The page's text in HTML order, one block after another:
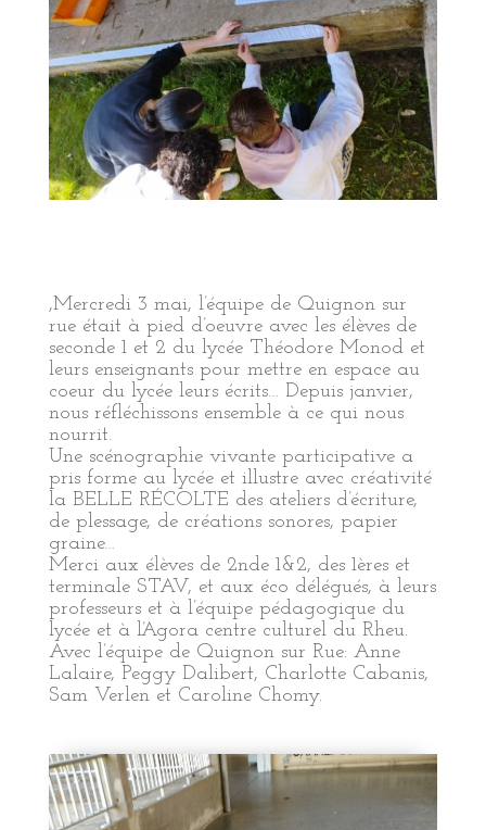
,Mercredi 3 mai, l’équipe de Quignon sur
rue était à pied d’oeuvre avec les élèves de
seconde 1 et 2 du lycée Théodore Monod et
leurs enseignants pour mettre en espace au
coeur du lycée leurs écrits… Depuis janvier,
nous réfléchissons ensemble à ce qui nous
nourrit.
Une scénographie vivante participative a
pris forme au lycée et illustre avec créativité
la BELLE RÉCOLTE des ateliers d’écriture,
de plessage, de créations sonores, papier
graine…
Merci aux élèves de 2nde 1&2, des 1ères et
terminale STAV, et aux éco délégués, à leurs
professeurs et à l’équipe pédagogique du
lycée et à l’Agora centre culturel du Rheu.
Avec l’équipe de Quignon sur Rue: Anne
Lalaire, Peggy Dalibert, Charlotte Cabanis,
Sam Verlen et Caroline Chomy.